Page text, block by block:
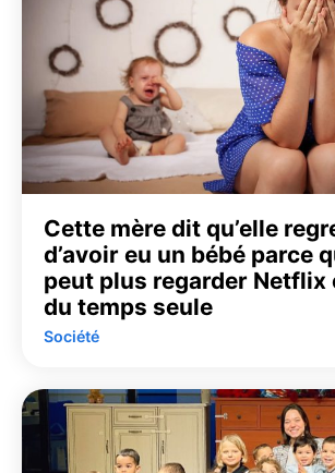
Cette mère dit qu’elle
d’avoir eu un bébé parce
peut plus regarder Netflix
du temps seule
Société